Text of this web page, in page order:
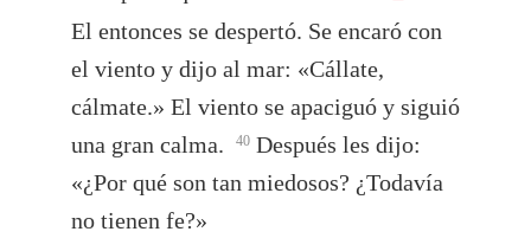
El entonces se despertó. Se encaró con
el viento y dijo al mar: «Cállate,
cálmate.» El viento se apaciguó y siguió
una gran calma.
40 Después les dijo:
«¿Por qué son tan miedosos? ¿Todavía
no tienen fe?»